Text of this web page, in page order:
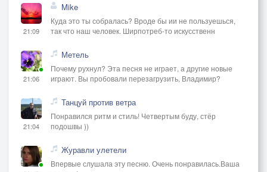
21:09
Mike
Куда это ты собралась? Вроде бы ии не пользуешься,
так что наш человек. Ширпотреб-то искусственн
21:06
Метель
Почему рухнул? Эта песня не играет, а другие новые
играют. Вы пробовали перезагрузить, Владимир?
21:04
Танцуй против ветра
Понравился ритм и стиль! Четвертым буду, стёр
подошвы ))
Журавли улетели
Впервые слушала эту песню. Очень понравилась.Ваша